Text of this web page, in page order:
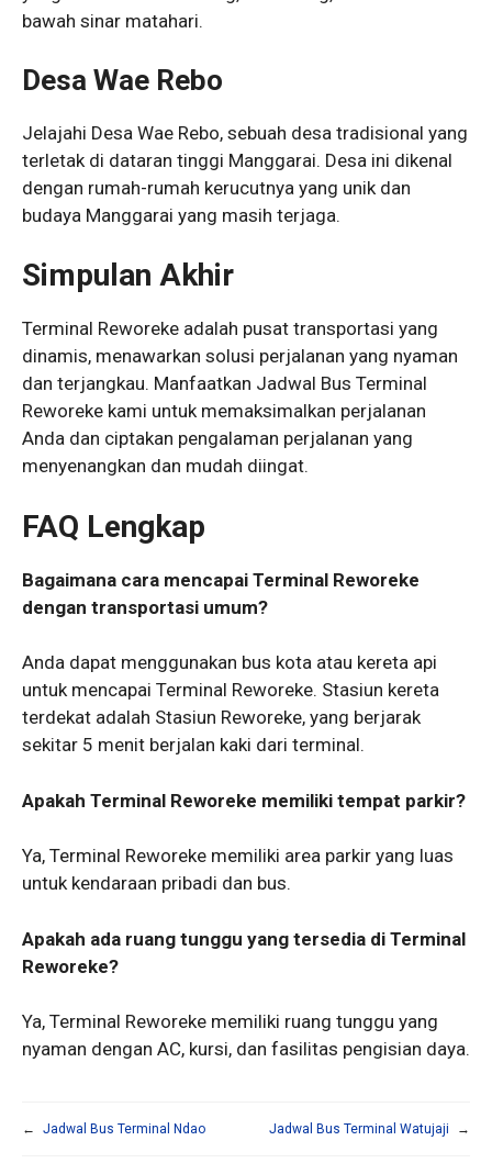
bawah sinar matahari.
Desa Wae Rebo
Jelajahi Desa Wae Rebo, sebuah desa tradisional yang
terletak di dataran tinggi Manggarai. Desa ini dikenal
dengan rumah-rumah kerucutnya yang unik dan
budaya Manggarai yang masih terjaga.
Simpulan Akhir
Terminal Reworeke adalah pusat transportasi yang
dinamis, menawarkan solusi perjalanan yang nyaman
dan terjangkau. Manfaatkan Jadwal Bus Terminal
Reworeke kami untuk memaksimalkan perjalanan
Anda dan ciptakan pengalaman perjalanan yang
menyenangkan dan mudah diingat.
FAQ Lengkap
Bagaimana cara mencapai Terminal Reworeke
dengan transportasi umum?
Anda dapat menggunakan bus kota atau kereta api
untuk mencapai Terminal Reworeke. Stasiun kereta
terdekat adalah Stasiun Reworeke, yang berjarak
sekitar 5 menit berjalan kaki dari terminal.
Apakah Terminal Reworeke memiliki tempat parkir?
Ya, Terminal Reworeke memiliki area parkir yang luas
untuk kendaraan pribadi dan bus.
Apakah ada ruang tunggu yang tersedia di Terminal
Reworeke?
Ya, Terminal Reworeke memiliki ruang tunggu yang
nyaman dengan AC, kursi, dan fasilitas pengisian daya.
← Jadwal Bus Terminal Ndao Jadwal Bus Terminal Watujaji →